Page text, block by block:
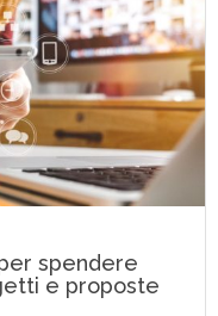
spendere
e proposte